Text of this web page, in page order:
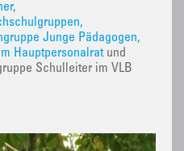
Junge Pädagogen,
Hauptpersonalrat und
Schulleiter im VLB